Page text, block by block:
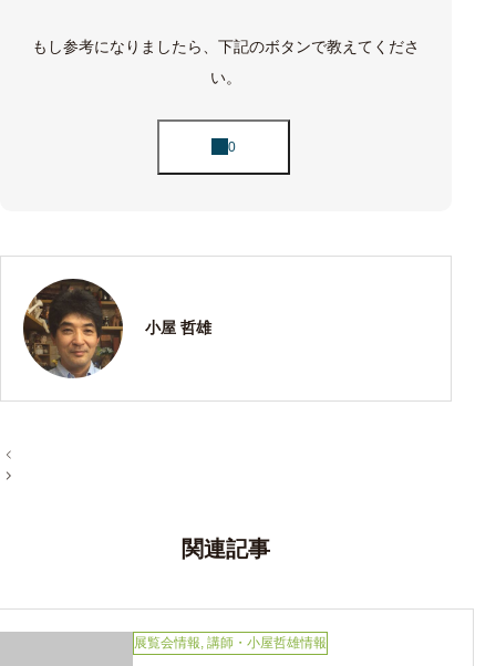
もし参考になりましたら、下記のボタンで教えてくださ
い。
小屋 哲雄
投
稿
関連記事
展覧会情報 講師・小屋哲雄情報